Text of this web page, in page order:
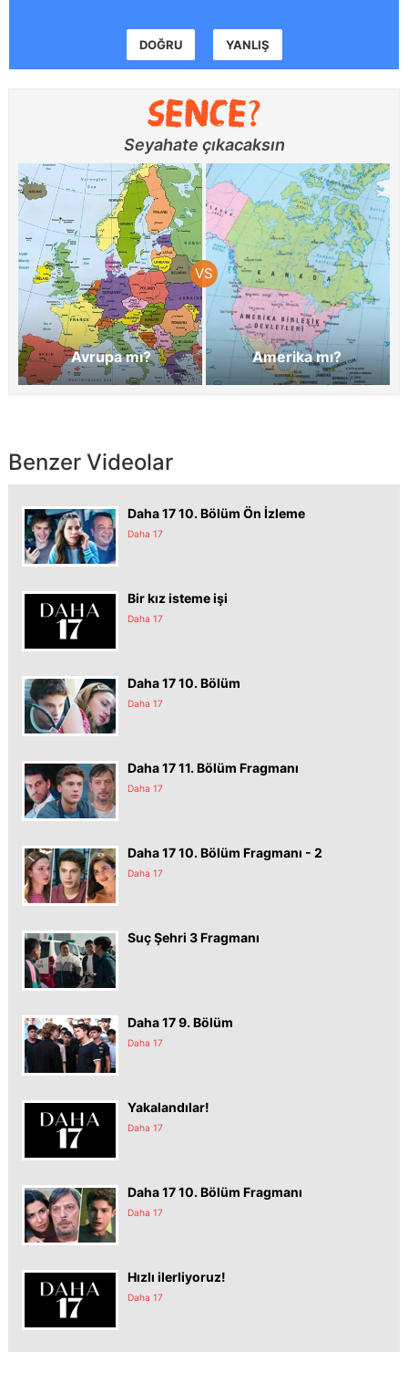
DOĞRU YANLIŞ
Seyahate çıkacaksın
Avrupa mı? Amerika mı?
Benzer Videolar
Daha 17 10. Bölüm Ön İzleme
Daha 17
Bir kız isteme işi
Daha 17
Daha 17 10. Bölüm
Daha 17
Daha 17 11. Bölüm Fragmanı
Daha 17
Daha 17 10. Bölüm Fragmanı - 2
Daha 17
Suç Şehri 3 Fragmanı
Daha 17 9. Bölüm
Daha 17
Yakalandılar!
Daha 17
Daha 17 10. Bölüm Fragmanı
Daha 17
Hızlı ilerliyoruz!
Daha 17